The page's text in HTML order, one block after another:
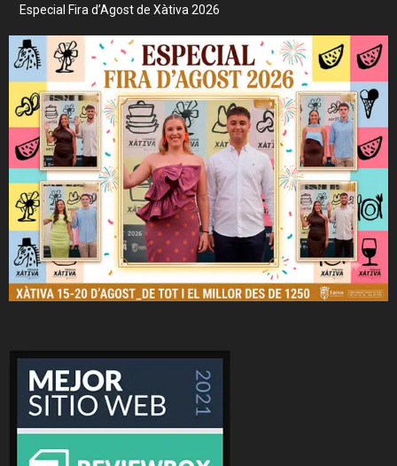
Especial Fira d’Agost de Xàtiva 2026